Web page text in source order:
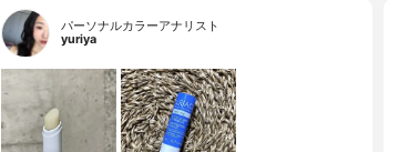
パーソナルカラーアナリスト
yuriya